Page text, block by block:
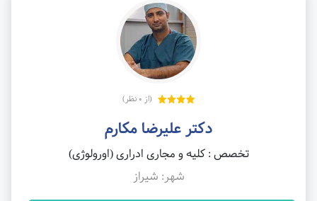
(از 0 نظر)
دکتر علیرضا مکارم
تخصص : کلیه و مجاری ادراری (اورولوژی)
شهر: شیراز